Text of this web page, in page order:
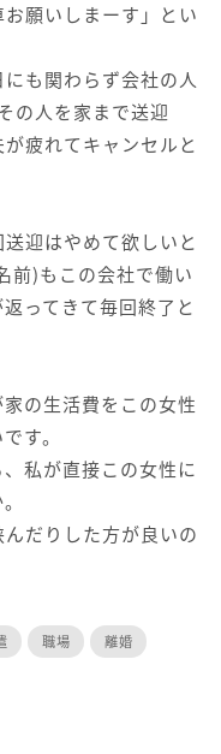
願いしまーす」とい
も関わらず会社の人
の人を家まで送迎
疲れてキャンセルと
迎はやめて欲しいと
前)もこの会社で働い
ってきて毎回終了と
の生活費をこの女性
す。
私が直接この女性に
だりした方が良いの
職場 離婚